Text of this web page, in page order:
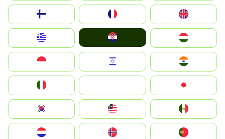
United Kingdom
Magyarország
South Korea